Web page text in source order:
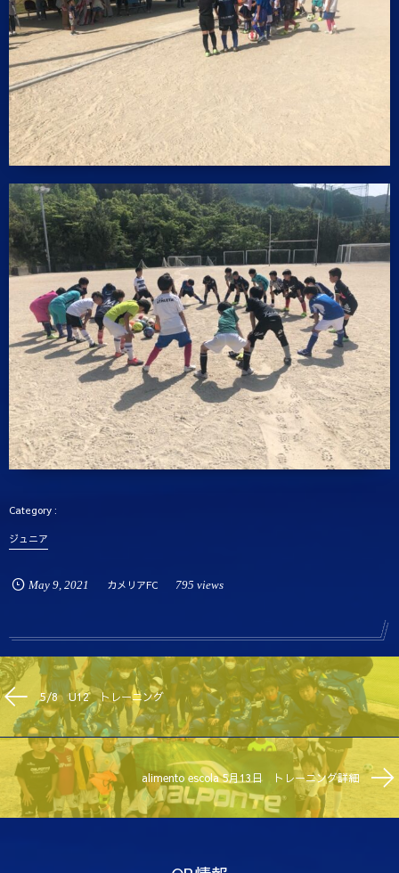
ジュニア
May 9, 2021 カメリアFC 795 views
5/8 U12 トレーニング
alimento escola 5月13日 トレーニング詳細